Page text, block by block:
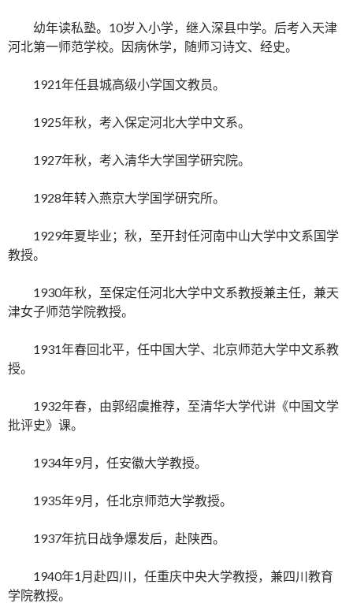
幼年读私塾。10岁入小学，继入深县中学。后考入天津
河北第一师范学校。因病休学，随师习诗文、经史。
1921年任县城高级小学国文教员。
1925年秋，考入保定河北大学中文系。
1927年秋，考入清华大学国学研究院。
1928年转入燕京大学国学研究所。
1929年夏毕业；秋，至开封任河南中山大学中文系国学
教授。
1930年秋，至保定任河北大学中文系教授兼主任，兼天
津女子师范学院教授。
1931年春回北平，任中国大学、北京师范大学中文系教
授。
1932年春，由郭绍虞推荐，至清华大学代讲《中国文学
批评史》课。
1934年9月，任安徽大学教授。
1935年9月，任北京师范大学教授。
1937年抗日战争爆发后，赴陕西。
1940年1月赴四川，任重庆中央大学教授，兼四川教育
学院教授。